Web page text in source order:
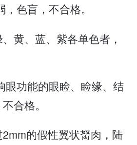
，色盲，不合格。
黄、蓝、紫各单色者，
眼功能的眼睑、睑缘、结
合格。
的假性翼状胬肉，陆